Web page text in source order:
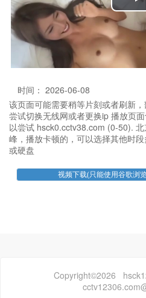
时间： 2026-06-08
该页面可能需要稍等片刻或者刷新
尝试切换无线网或者更换ip 播放页
以尝试 hsck0.cctv38.com (0-50).
峰，播放卡顿的，可以选择其他时
或硬盘
Copyright©2026